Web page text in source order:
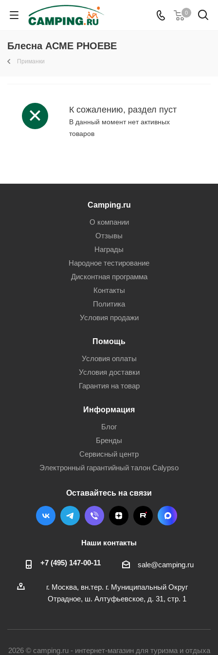
0
Блесна ACME PHOEBE
Приманки
К сожалению, раздел пуст
В данный момент нет активных
товаров
Camping.ru
О компании
Отзывы
Награды
Народное тестирование
Дисконтная программа
Контакты
Политика
Условия продажи
Помощь
Условия оплаты
Условия доставки
Гарантия на товар
Информация
Блог
Бренды
Сервисный центр
Электронный гарантийный талон Calypso
Оставайтесь на связи
Наши контакты
+7 (495) 147-00-11 sale@camping.ru
г. Москва, вн.тер. г. Муниципальный Округ
Отрадное, ш. Алтуфьевское, д. 31, стр. 1
2026 © camping.ru - интернет-магазин для туризма и отдыха